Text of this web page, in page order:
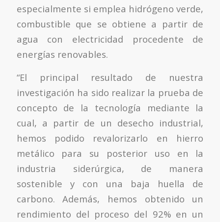
especialmente si emplea hidrógeno verde,
combustible que se obtiene a partir de
agua con electricidad procedente de
energías renovables.
“El principal resultado de nuestra
investigación ha sido realizar la prueba de
concepto de la tecnología mediante la
cual, a partir de un desecho industrial,
hemos podido revalorizarlo en hierro
metálico para su posterior uso en la
industria siderúrgica, de manera
sostenible y con una baja huella de
carbono. Además, hemos obtenido un
rendimiento del proceso del 92% en un